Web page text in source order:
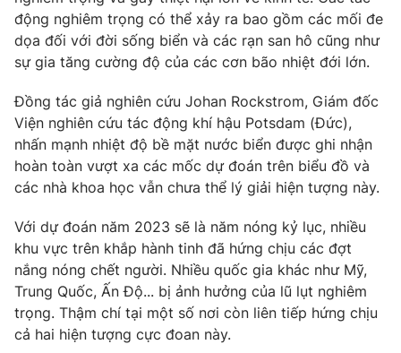
Photo Infographic
Video Shorts video
VTV Money VTV Thể thao
VTV Sức khoẻ Bất động sản
Thị trường 24h Tấm lòng Việt
VTV4 Vươn mình bằng AI
VTV9 VTV8
động nghiêm trọng có thể xảy ra bao gồm các mối đe
dọa đối với đời sống biển và các rạn san hô cũng như
sự gia tăng cường độ của các cơn bão nhiệt đới lớn.
Đồng tác giả nghiên cứu Johan Rockstrom, Giám đốc
Viện nghiên cứu tác động khí hậu Potsdam (Đức),
nhấn mạnh nhiệt độ bề mặt nước biển được ghi nhận
hoàn toàn vượt xa các mốc dự đoán trên biểu đồ và
các nhà khoa học vẫn chưa thể lý giải hiện tượng này.
Với dự đoán năm 2023 sẽ là năm nóng kỷ lục, nhiều
khu vực trên khắp hành tinh đã hứng chịu các đợt
nắng nóng chết người. Nhiều quốc gia khác như Mỹ,
Trung Quốc, Ấn Độ... bị ảnh hưởng của lũ lụt nghiêm
trọng. Thậm chí tại một số nơi còn liên tiếp hứng chịu
cả hai hiện tượng cực đoan này.